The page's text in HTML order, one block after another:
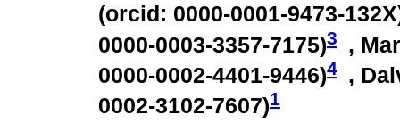
(orcid: 0000-0001-9473-132X
0000-0003-3357-7175)3
,
0000-0002-4401-9446)4 ,
0002-3102-7607)1